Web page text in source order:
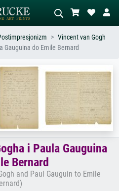
Opisz scenę – np. zielona łąka,
abstrakcja z czerwienią, ciemny olej,
stojący akt obok drzewa.
Vincent van Gogh
Gauguina do Emile Bernard
i Paula Gauguina
Bernard
and Paul Gauguin to Emile